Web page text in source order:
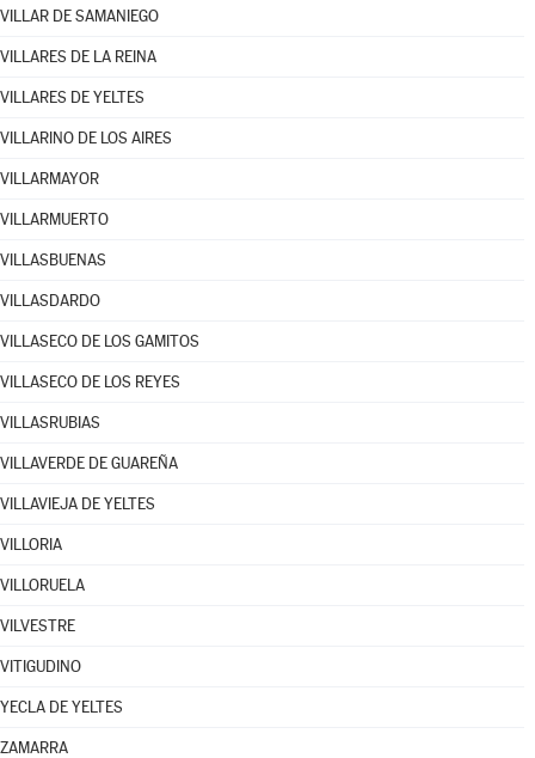
VILLAR DE SAMANIEGO
VILLARES DE LA REINA
VILLARES DE YELTES
VILLARINO DE LOS AIRES
VILLARMAYOR
VILLARMUERTO
VILLASBUENAS
VILLASDARDO
VILLASECO DE LOS GAMITOS
VILLASECO DE LOS REYES
VILLASRUBIAS
VILLAVERDE DE GUAREÑA
VILLAVIEJA DE YELTES
VILLORIA
VILLORUELA
VILVESTRE
VITIGUDINO
YECLA DE YELTES
ZAMARRA